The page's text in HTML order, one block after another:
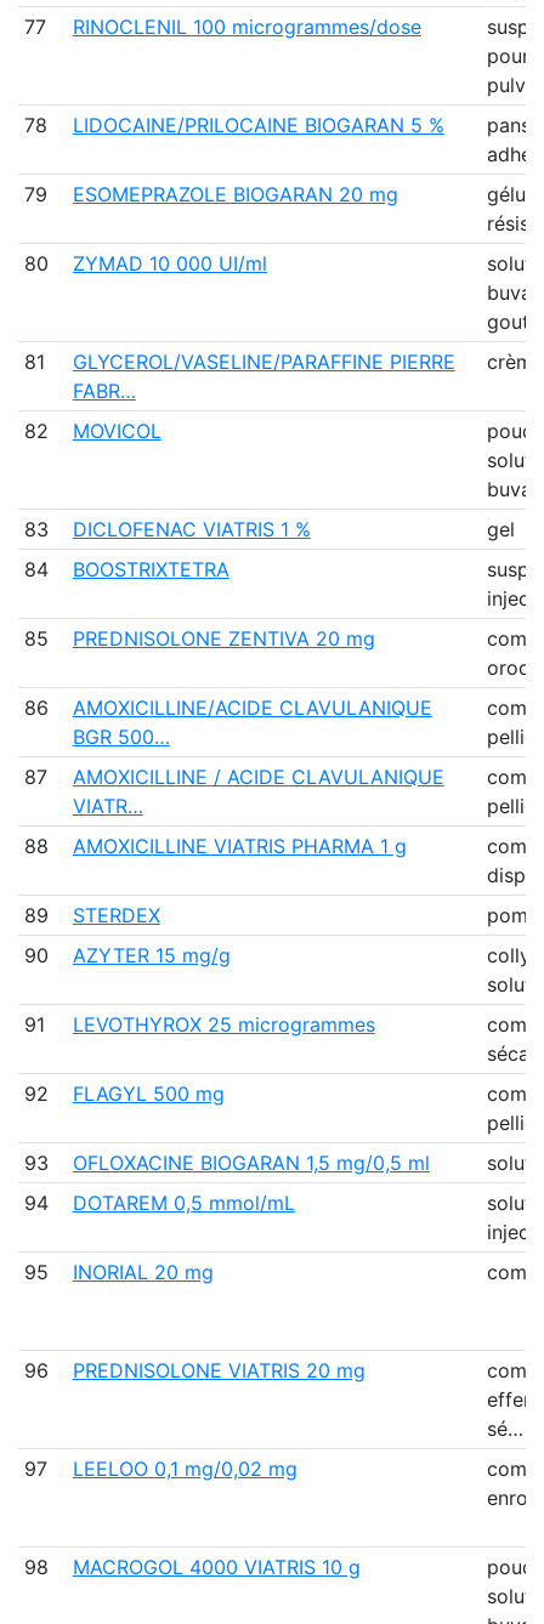
77
RINOCLENIL 100 microgrammes/dose
pour
78
LIDOCAINE/PRILOCAINE BIOGARAN 5 %
79
ESOMEPRAZOLE BIOGARAN 20 mg
80
ZYMAD 10 000 UI/ml
81
GLYCEROL/VASELINE/PARAFFINE PIERRE
FABR…
crème
82 MOVICOL
83
DICLOFENAC VIATRIS 1 %
gel
84
BOOSTRIXTETRA
85
PREDNISOLONE ZENTIVA 20 mg
86
AMOXICILLINE/ACIDE CLAVULANIQUE
BGR 500…
87
AMOXICILLINE / ACIDE CLAVULANIQUE
VIATR…
88
AMOXICILLINE VIATRIS PHARMA 1 g
89
STERDEX
90
AZYTER 15 mg/g
91
LEVOTHYROX 25 microgrammes
92
FLAGYL 500 mg
93
OFLOXACINE BIOGARAN 1,5 mg/0,5 ml
94
DOTAREM 0,5 mmol/mL
95
INORIAL 20 mg
96 PREDNISOLONE VIATRIS 20 mg
sé…
97
LEELOO 0,1 mg/0,02 mg
98 MACROGOL 4000 VIATRIS 10 g